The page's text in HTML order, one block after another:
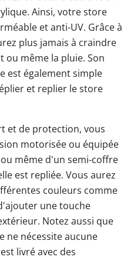
Ainsi, votre store
et anti-UV. Grâce à
plus jamais à craindre
ou même la pluie. Son
est également simple
et replier le store
et de protection, vous
motorisée ou équipée
même d'un semi-coffre
est repliée. Vous aurez
couleurs comme
une touche
Notez aussi que
ne nécessite aucune
livré avec des